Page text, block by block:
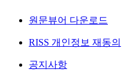
원문뷰어 다운로드
RISS 개인정보 재동의
공지사항